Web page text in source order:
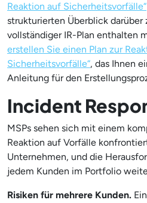
Reaktion auf Sicherheitsvorfälle“
strukturierten Überblick darüber
vollständiger IR-Plan enthalten
erstellen Sie einen Plan zur
Sicherheitsvorfälle“, das Ihnen
Anleitung für den
Incident
MSPs sehen sich mit einem
Reaktion auf Vorfälle
Unternehmen, und die
jedem Kunden im Portfolio
Risiken für mehrere Kunden.